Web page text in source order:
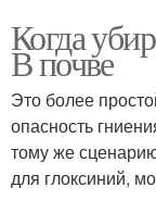
Когда
В почве
Это более
опасность
тому же
для глоксиний,